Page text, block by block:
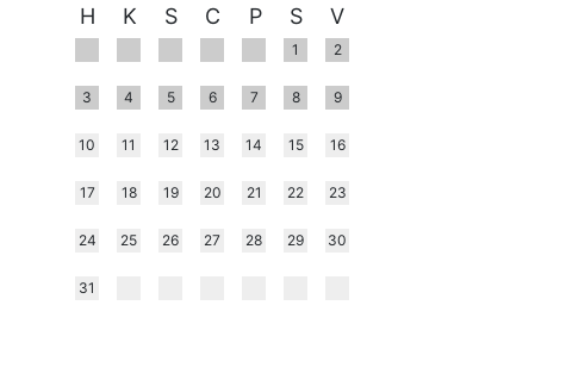
H K S C P S V
1 2
3 4 5 6 7 8 9
10 11 12 13 14 15 16
17 18 19 20 21 22 23
24 25 26 27 28 29 30
31